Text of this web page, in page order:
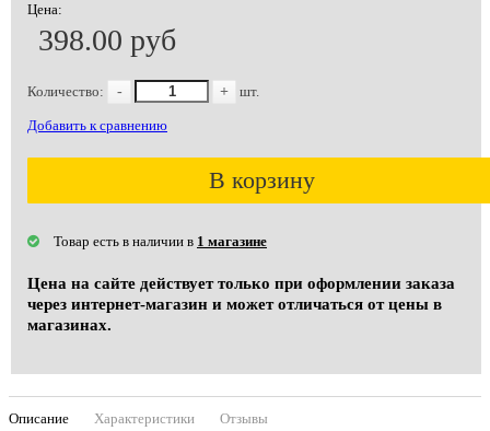
Цена:
398.00 руб
Количество: - + шт.
Добавить к сравнению
В корзину
Товар есть в наличии в 1 магазине
Цена на сайте действует только при оформлении заказа
через интернет-магазин и может отличаться от цены в
магазинах.
Описание Характеристики Отзывы